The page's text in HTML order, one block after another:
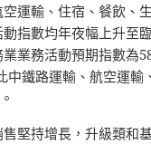
運輸、住宿、餐飲、
指數均年夜幅上升至
業務活動預期指數為
中鐵路運輸、航空運輸
堅持增長，升級類和